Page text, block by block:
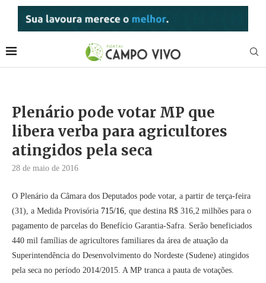
Plenário pode votar MP que
libera verba para agricultores
atingidos pela seca
28 de maio de 2016
O Plenário da Câmara dos Deputados pode votar, a partir de terça-feira
(31), a Medida Provisória 715/16, que destina R$ 316,2 milhões para o
pagamento de parcelas do Benefício Garantia-Safra. Serão beneficiados
440 mil famílias de agricultores familiares da área de atuação da
Superintendência do Desenvolvimento do Nordeste (Sudene) atingidos
pela seca no período 2014/2015. A MP tranca a pauta de votações.